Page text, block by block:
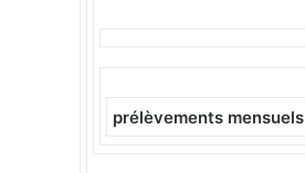
prélèvements mensuels